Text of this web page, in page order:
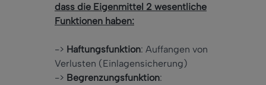
dass die Eigenmittel 2 wesentliche
Funktionen haben:
-> Haftungsfunktion: Auffangen von
Verlusten (Einlagensicherung)
-> Begrenzungsfunktion: